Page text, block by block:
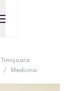
Timișoara
/ Medicina